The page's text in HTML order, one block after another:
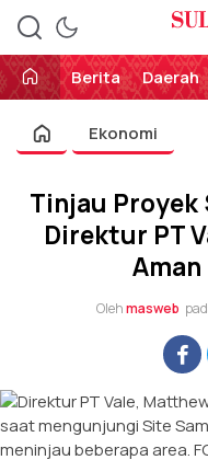
Berita
Daerah
Ekonomi
Tinjau Proyek
Direktur PT
Olehmasweb